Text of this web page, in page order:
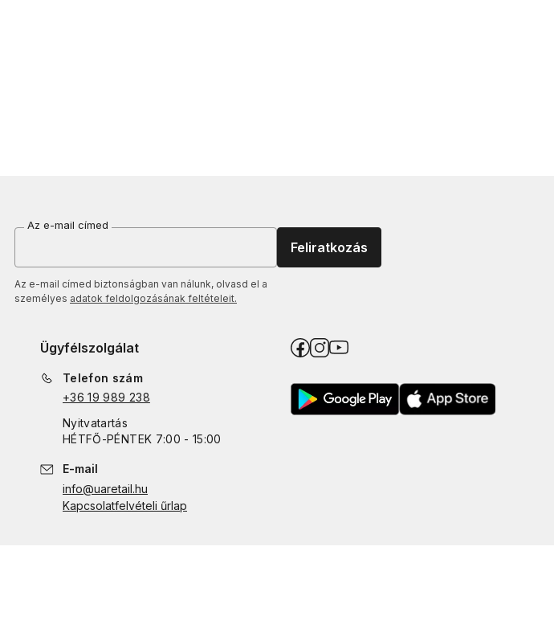
Az e-mail címed
Feliratkozás
Az e-mail címed biztonságban van nálunk, olvasd el a
személyes adatok feldolgozásának feltételeit.
Ügyfélszolgálat
Telefon szám
+36 19 989 238
Nyitvatartás
HÉTFŐ-PÉNTEK 7:00 - 15:00
E-mail
info@uaretail.hu
Kapcsolatfelvételi űrlap